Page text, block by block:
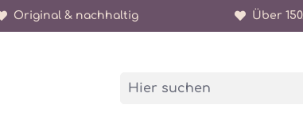
Original & nachhaltig Über